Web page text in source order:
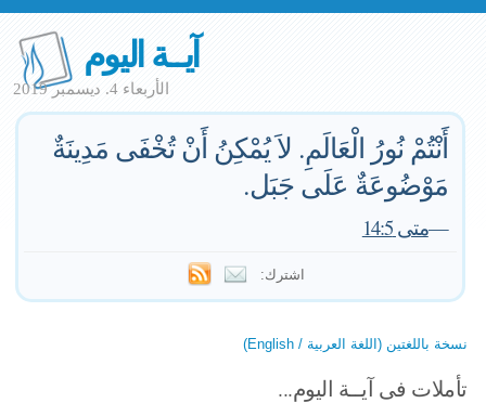
آيــة اليوم
الأربعاء 4. ديسمبر 2019
أَنْتُمْ نُورُ الْعَالَمِ. لاَ يُمْكِنُ أَنْ تُخْفَى مَدِينَةٌ
مَوْضُوعَةٌ عَلَى جَبَل.
—متى 14:5
اشترك:
نسخة باللغتين (اللغة العربية / English)
تأملات فى آيــة اليوم...